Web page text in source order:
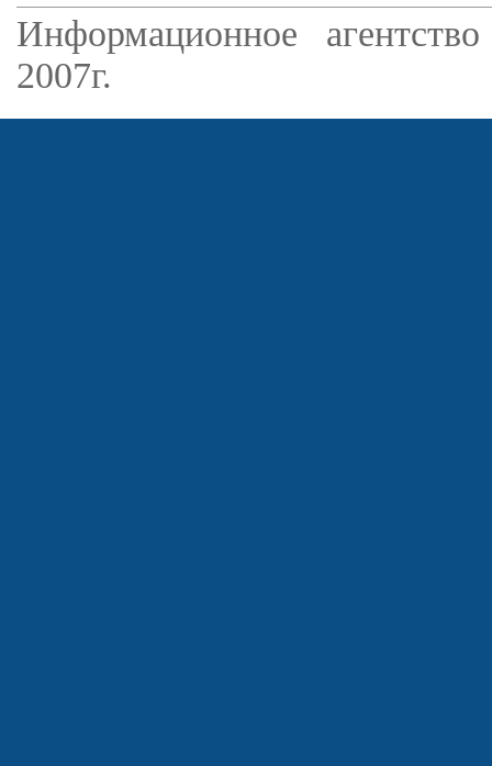
Информационное
2007г.